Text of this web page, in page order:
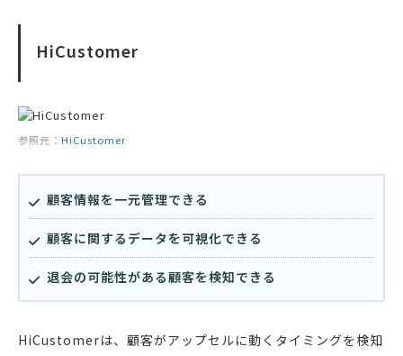
HiCustomer
参照元： HiCustomer
顧客情報を一元管理できる
顧客に関するデータを可視化できる
退会の可能性がある顧客を検知できる
HiCustomerは、顧客がアップセルに動くタイミングを検知